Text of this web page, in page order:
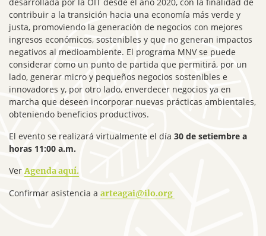
contribuir a la transición hacia una economía más verde y
justa, promoviendo la generación de negocios con mejores
ingresos económicos, sostenibles y que no generan impactos
negativos al medioambiente. El programa MNV se puede
considerar como un punto de partida que permitirá, por un
lado, generar micro y pequeños negocios sostenibles e
innovadores y, por otro lado, enverdecer negocios ya en
marcha que deseen incorporar nuevas prácticas ambientales,
obteniendo beneficios productivos.
El evento se realizará virtualmente el día 30 de setiembre a
horas 11:00 a.m.
Ver Agenda aquí.
Confirmar asistencia a arteagai@ilo.org